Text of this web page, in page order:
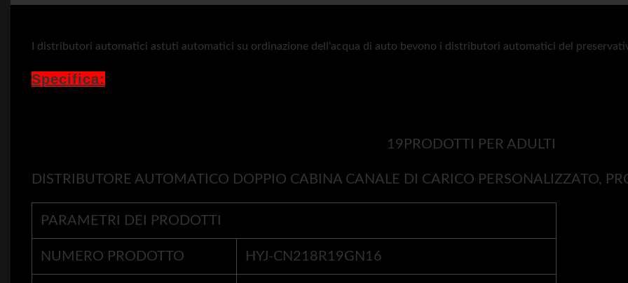
I distributori automatici astuti automatici su ordinazione dell'acqua di auto bevono i distributori automatici del
Specifica:
19PRODOTTI PER ADULTI
DISTRIBUTORE AUTOMATICO DOPPIO CABINA CANALE DI CARICO PERSONALIZZATO,
PARAMETRI DEI PRODOTTI
NUMERO PRODOTTO HYJ-CN218R19GN16